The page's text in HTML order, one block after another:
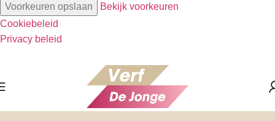
Voorkeuren opslaan
Bekijk voorkeuren
Cookiebeleid
Privacy beleid